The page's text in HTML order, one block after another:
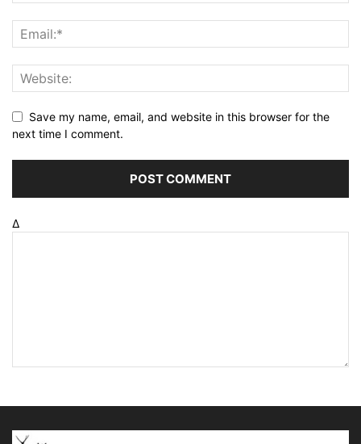
Save my name, email, and website in this browser for the
next time I comment.
Δ